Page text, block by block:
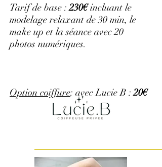
Tarif de base :230€incluant le
modelage relaxant de 30 min, le
make up et la séance avec 20
photos numériques.
Option coiffure: avec Lucie B :20€